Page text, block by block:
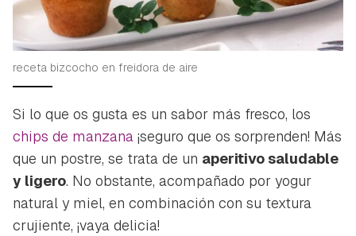
receta bizcocho en freidora de aire
Si lo que os gusta es un sabor más fresco, los
chips de manzana ¡seguro que os sorprenden! Más
que un postre, se trata de un aperitivo saludable
y ligero. No obstante, acompañado por yogur
natural y miel, en combinación con su textura
crujiente, ¡vaya delicia!